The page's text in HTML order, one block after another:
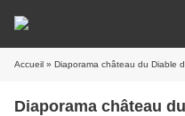
Accueil » Diaporama château du Diable
Diaporama château